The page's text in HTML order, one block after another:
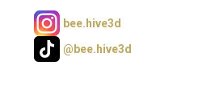
bee.hive3d
@bee.hive3d